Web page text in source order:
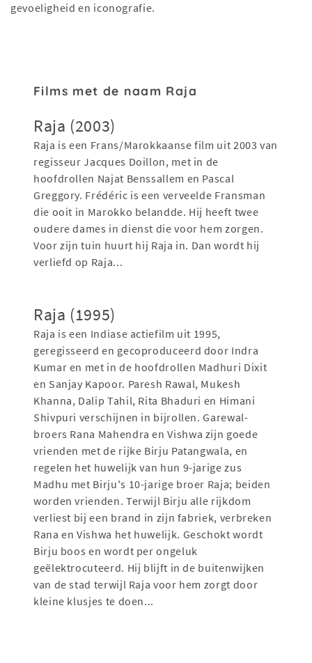
gevoeligheid en iconografie.
Films met de naam Raja
Raja (2003)
Raja is een Frans/Marokkaanse film uit 2003 van
regisseur Jacques Doillon, met in de
hoofdrollen Najat Benssallem en Pascal
Greggory. Frédéric is een verveelde Fransman
die ooit in Marokko belandde. Hij heeft twee
oudere dames in dienst die voor hem zorgen.
Voor zijn tuin huurt hij Raja in. Dan wordt hij
verliefd op Raja...
Raja (1995)
Raja is een Indiase actiefilm uit 1995,
geregisseerd en gecoproduceerd door Indra
Kumar en met in de hoofdrollen Madhuri Dixit
en Sanjay Kapoor. Paresh Rawal, Mukesh
Khanna, Dalip Tahil, Rita Bhaduri en Himani
Shivpuri verschijnen in bijrollen. Garewal-
broers Rana Mahendra en Vishwa zijn goede
vrienden met de rijke Birju Patangwala, en
regelen het huwelijk van hun 9-jarige zus
Madhu met Birju's 10-jarige broer Raja; beiden
worden vrienden. Terwijl Birju alle rijkdom
verliest bij een brand in zijn fabriek, verbreken
Rana en Vishwa het huwelijk. Geschokt wordt
Birju boos en wordt per ongeluk
geëlektrocuteerd. Hij blijft in de buitenwijken
van de stad terwijl Raja voor hem zorgt door
kleine klusjes te doen...